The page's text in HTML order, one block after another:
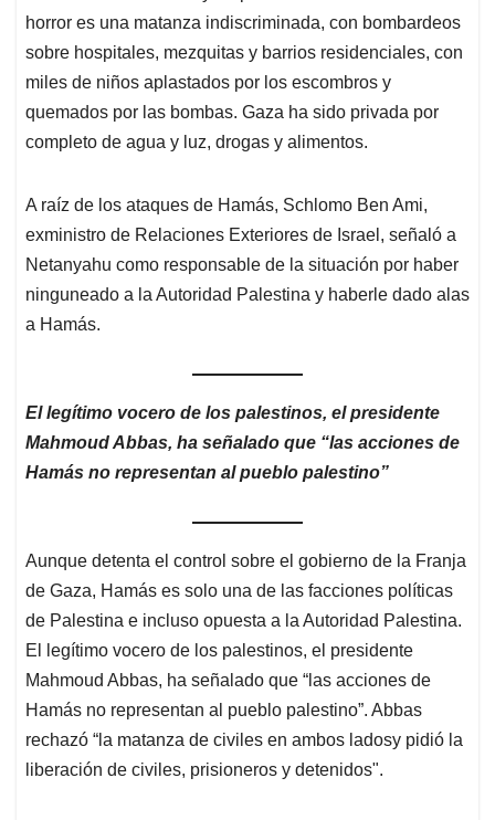
horror es una matanza indiscriminada, con bombardeos
sobre hospitales, mezquitas y barrios residenciales, con
miles de niños aplastados por los escombros y
quemados por las bombas. Gaza ha sido privada por
completo de agua y luz, drogas y alimentos.
A raíz de los ataques de Hamás, Schlomo Ben Ami,
exministro de Relaciones Exteriores de Israel, señaló a
Netanyahu como responsable de la situación por haber
ninguneado a la Autoridad Palestina y haberle dado alas
a Hamás.
El legítimo vocero de los palestinos, el presidente
Mahmoud Abbas, ha señalado que “las acciones de
Hamás no representan al pueblo palestino”
Aunque detenta el control sobre el gobierno de la Franja
de Gaza, Hamás es solo una de las facciones políticas
de Palestina e incluso opuesta a la Autoridad Palestina.
El legítimo vocero de los palestinos, el presidente
Mahmoud Abbas, ha señalado que “las acciones de
Hamás no representan al pueblo palestino”. Abbas
rechazó “la matanza de civiles en ambos ladosy pidió la
liberación de civiles, prisioneros y detenidos".